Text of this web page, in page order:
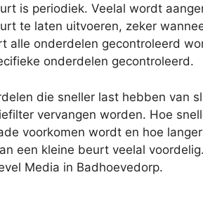
is periodiek. Veelal wordt
te laten uitvoeren, zeker
alle onderdelen gecontroleerd
onderdelen gecontroleerd.
die sneller last hebben van
vervangen worden. Hoe
voorkomen wordt en hoe
een kleine beurt veelal
Media in Badhoevedorp.